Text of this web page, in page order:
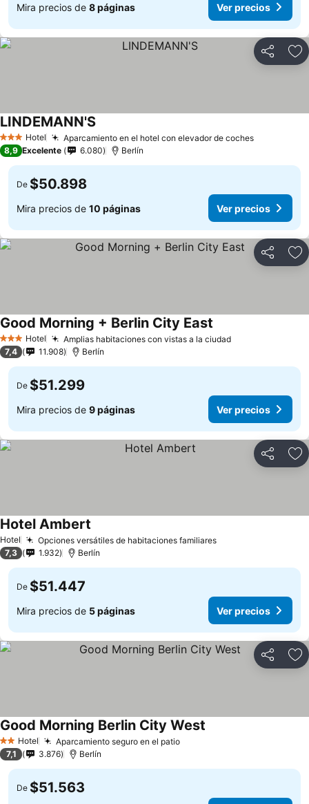
Mira precios de 8 páginas Ver precios
Compartir
3 Estrellas
Hotel Aparcamiento en el hotel con elevador de coches
LINDEMANN'S
8,9 Excelente 6.080 Berlín
De $50.898
Mira precios de 10 páginas Ver precios
Compartir
3 Estrellas
Hotel Amplias habitaciones con vistas a la ciudad
Good Morning + Berlin City East
7,4 11.908 Berlín
De $51.299
Mira precios de 9 páginas Ver precios
Compartir
Hotel Opciones versátiles de habitaciones familiares
Hotel Ambert
7,3 1.932 Berlín
De $51.447
Mira precios de 5 páginas Ver precios
Compartir
2 Estrellas
Hotel Aparcamiento seguro en el patio
Good Morning Berlin City West
7,1 3.876 Berlín
De $51.563